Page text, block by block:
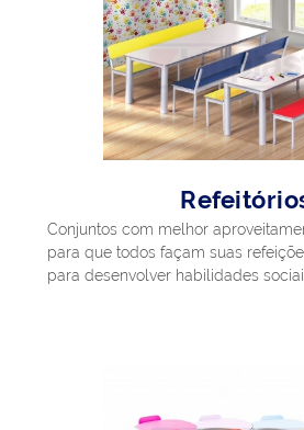
Conjuntos com melhor
para que todos façam suas
para desenvolver habilidades